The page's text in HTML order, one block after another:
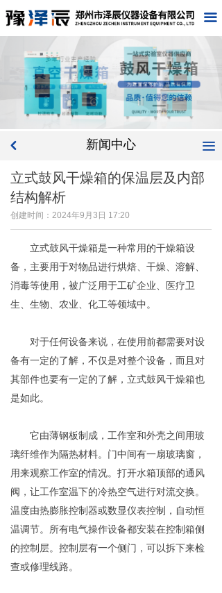
끀
首页
产品中心
新闻中心
工程案例
在线留言
联系我们
企业文化
立式鼓风干燥箱的保温层及内部
结构解析
创建时间： 2024年9月3日 17:20
立式鼓风干燥箱是一种常用的干燥箱设
备，主要用于对物品进行烘焙、干燥、溶解、
消毒等使用，被广泛用于工矿企业、医疗卫
生、生物、农业、化工等领域中。
对于任何设备来说，在使用前都需要对设
备有一定的了解，不仅是对整个设备，而且对
其部件也要有一定的了解，立式鼓风干燥箱也
是如此。
它由薄钢板制成，工作室和外壳之间用玻
璃纤维作为隔热材料。门中间有一扇玻璃窗，
用来观察工作室的情况。打开水箱顶部的通风
阀，让工作室温下的冷热空气进行对流交换。
温度由热膨胀控制器或数显仪表控制，自动恒
温调节。所有电气操作设备都安装在控制箱侧
的控制层。控制层有一个侧门，可以拆下来检
查或修理线路。
낒 끀
新闻中心